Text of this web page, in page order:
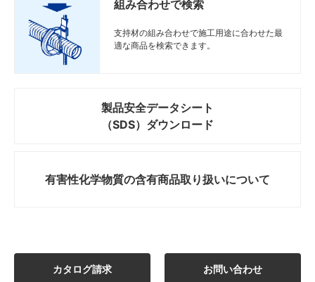
組み合わせで検索
支持材の組み合わせで施工用途に合わせた最
適な商品を検索できます。
製品安全データシート
（SDS）ダウンロード
有害性化学物質の含有商品取り扱いについて
カタログ請求 お問い合わせ